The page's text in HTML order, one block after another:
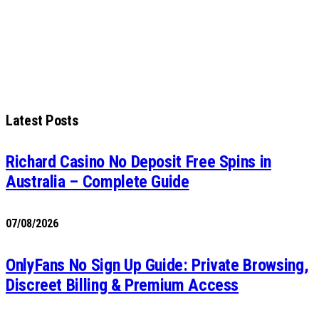
Latest Posts
Richard Casino No Deposit Free Spins in
Australia – Complete Guide
07/08/2026
OnlyFans No Sign Up Guide: Private Browsing,
Discreet Billing & Premium Access